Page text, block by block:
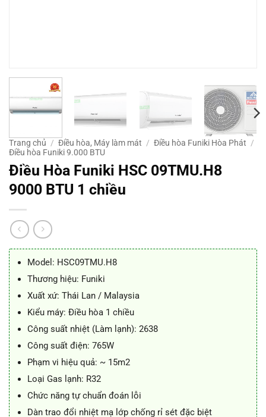
Trang chủ / Điều hòa, Máy làm mát / Điều hòa Funiki Hòa Phát /
Điều hòa Funiki 9.000 BTU
Điều Hòa Funiki HSC 09TMU.H8
9000 BTU 1 chiều
Model: HSC09TMU.H8
Thương hiệu: Funiki
Xuất xứ: Thái Lan / Malaysia
Kiểu máy: Điều hòa 1 chiều
Công suất nhiệt (Làm lạnh): 2638
Công suất điện: 765W
Phạm vi hiệu quả: ~ 15m2
Loại Gas lạnh: R32
Chức năng tự chuẩn đoán lỗi
Dàn trao đổi nhiệt mạ lớp chống rỉ sét đặc biệt